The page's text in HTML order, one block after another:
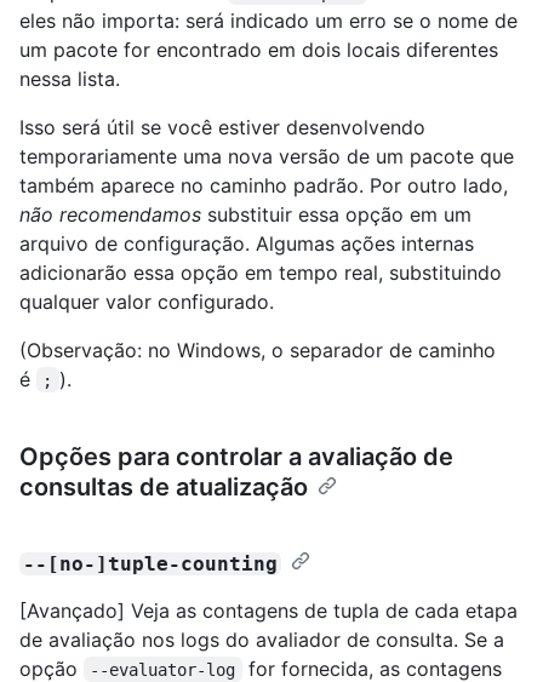
eles não importa: será indicado um erro se o nome de
um pacote for encontrado em dois locais diferentes
nessa lista.
Isso será útil se você estiver desenvolvendo
temporariamente uma nova versão de um pacote que
também aparece no caminho padrão. Por outro lado,
não recomendamos substituir essa opção em um
arquivo de configuração. Algumas ações internas
adicionarão essa opção em tempo real, substituindo
qualquer valor configurado.
(Observação: no Windows, o separador de caminho
é
; ).
Opções para controlar a avaliação de
consultas de atualização
--[no-]tuple-counting
[Avançado] Veja as contagens de tupla de cada etapa
de avaliação nos logs do avaliador de consulta. Se a
opção
--evaluator-log
for fornecida, as contagens